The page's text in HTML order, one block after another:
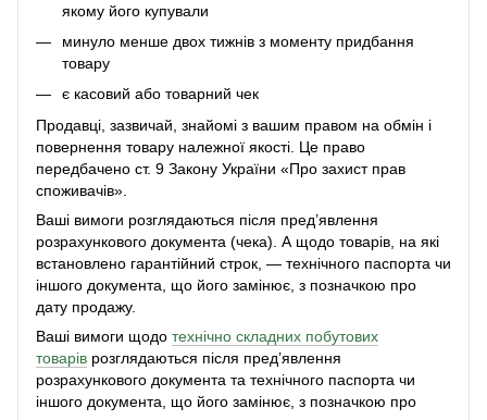
якому його купували
минуло менше двох тижнів з моменту придбання
товару
є касовий або товарний чек
Продавці, зазвичай, знайомі з вашим правом на обмін і
повернення товару належної якості. Це право
передбачено ст. 9 Закону України «Про захист прав
споживачів».
Ваші вимоги розглядаються після пред’явлення
розрахункового документа (чека). А щодо товарів, на які
встановлено гарантійний строк, — технічного паспорта чи
іншого документа, що його замінює, з позначкою про
дату продажу.
Ваші вимоги щодо технічно складних побутових
товарів розглядаються після пред’явлення
розрахункового документа та технічного паспорта чи
іншого документа, що його замінює, з позначкою про